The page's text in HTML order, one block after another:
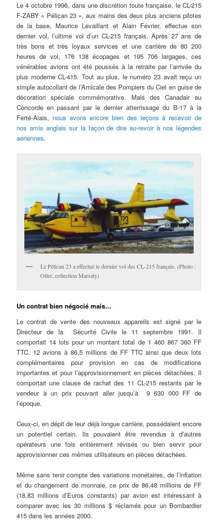
Le 4 octobre 1996, dans une discrétion toute française, le CL-215
F-ZABY « Pélican 23 », aux mains des deux plus anciens pilotes
de la base, Maurice Levaillant et Alain Février, effectue son
dernier vol, l’ultime vol d’un CL-215 français. Après 27 ans de
très bons et très loyaux services et une carrière de 80 200
heures de vol, 176 138 écopages et 195 706 largages, ces
vénérables avions ont été poussés à la retraite par l’arrivée du
plus moderne CL-415. Tout au plus, le numéro 23 avait reçu un
simple autocollant de l’Amicale des Pompiers du Ciel en guise de
décoration spéciale commémorative. Mais des Canadair au
Concorde en passant par le dernier atterrissage du B-17 à la
Ferté-Alais, nous avons encore bien des leçons à recevoir de
nos amis anglais sur la façon de dire au-revoir à nos légendes
aériennes.
Le Pélican 23 a effectué le dernier vol des CL-215 français. (Photo :
Oller, collection Marsaly)
Un contrat bien négocié mais…
Le contrat de vente des nouveaux appareils est signé par le
Directeur de la Sécurité Civile le 11 septembre 1991. Il
comportait 14 lots pour un montant total de 1 460 867 360 FF
TTC. 12 avions à 86,5 millions de FF TTC ainsi que deux lots
complémentaires pour provision en cas de modifications
importantes et pour l’approvisionnement en pièces détachées. Il
comportait une clause de rachat des 11 CL-215 restants par le
vendeur à un prix pouvant aller jusqu’à 9 630 000 FF de
l’époque.
Ceux-ci, en dépit de leur déjà longue carrière, possédaient encore
un potentiel certain. Ils pouvaient être revendus à d’autres
opérateurs une fois entièrement révisés ou bien servir pour
approvisionner ces mêmes utilisateurs en pièces détachées.
Même sans tenir compte des variations monétaires, de l’inflation
et du changement de monnaie, ce prix de 86,48 millions de FF
(18,83 millions d’Euros constants) par avion est intéressant à
comparer avec les 30 millions $ réclamés pour un Bombardier
415 dans les années 2000.